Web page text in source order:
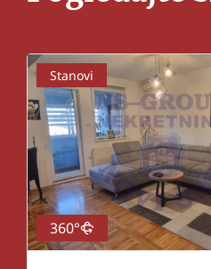
Stanovi
360°